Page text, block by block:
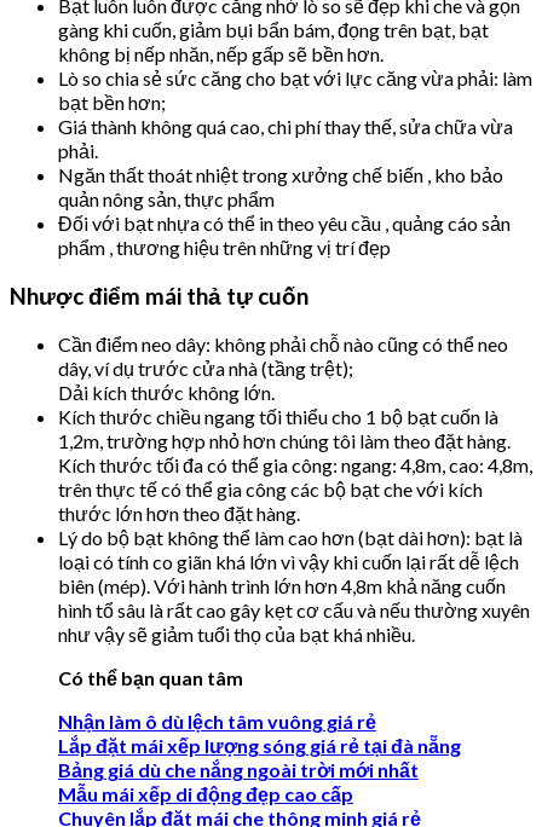
Bạt luôn luôn được căng nhờ lò so sẽ đẹp khi che và gọn
gàng khi cuốn, giảm bụi bẩn bám, đọng trên bạt, bạt
không bị nếp nhăn, nếp gấp sẽ bền hơn.
Lò so chia sẻ sức căng cho bạt với lực căng vừa phải: làm
bạt bền hơn;
Giá thành không quá cao, chi phí thay thế, sửa chữa vừa
phải.
Ngăn thất thoát nhiệt trong xưởng chế biến , kho bảo
quản nông sản, thực phẩm
Đối với bạt nhựa có thể in theo yêu cầu , quảng cáo sản
phẩm , thương hiệu trên những vị trí đẹp
Nhược điểm mái thả tự cuốn
Cần điểm neo dây: không phải chỗ nào cũng có thể neo
dây, ví dụ trước cửa nhà (tầng trệt);
Dải kích thước không lớn.
Kích thước chiều ngang tối thiểu cho 1 bộ bạt cuốn là
1,2m, trường hợp nhỏ hơn chúng tôi làm theo đặt hàng.
Kích thước tối đa có thể gia công: ngang: 4,8m, cao: 4,8m,
trên thực tế có thể gia công các bộ bạt che với kích
thước lớn hơn theo đặt hàng.
Lý do bộ bạt không thể làm cao hơn (bạt dài hơn): bạt là
loại có tính co giãn khá lớn vì vậy khi cuốn lại rất dễ lệch
biên (mép). Với hành trình lớn hơn 4,8m khả năng cuốn
hình tổ sâu là rất cao gây kẹt cơ cấu và nếu thường xuyên
như vậy sẽ giảm tuổi thọ của bạt khá nhiều.
Có thể bạn quan tâm
Nhận làm ô dù lệch tâm vuông giá rẻ
Lắp đặt mái xếp lượng sóng giá rẻ tại đà nẵng
Bảng giá dù che nắng ngoài trời mới nhất
Mẫu mái xếp di động đẹp cao cấp
Chuyên lắp đặt mái che thông minh giá rẻ